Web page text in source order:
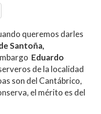
queremos darles
Santoña,
Eduardo
de la localidad
son del Cantábrico,
el mérito es del